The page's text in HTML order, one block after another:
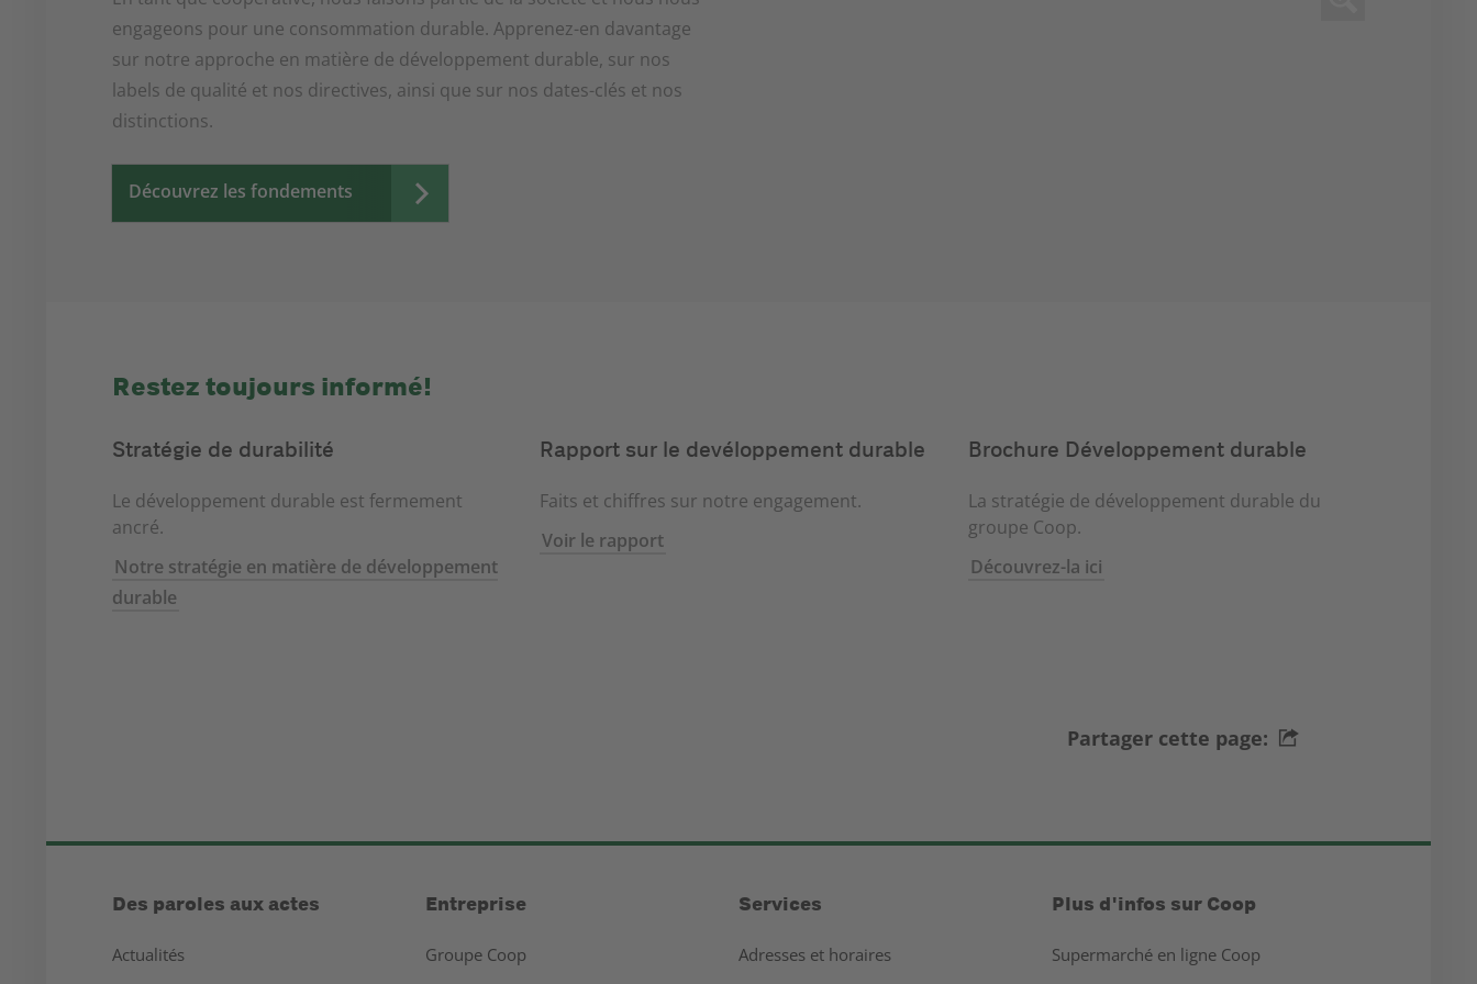
engageons pour une consommation durable. Apprenez-en davantage
sur notre approche en matière de développement durable, sur nos
labels de qualité et nos directives, ainsi que sur nos dates-clés et nos
distinctions.
Découvrez les fondements
Restez toujours informé!
Stratégie de durabilité
Le développement durable est fermement
ancré.
Notre stratégie en matière de développement
durable
Rapport sur le devéloppement durable
Faits et chiffres sur notre engagement.
Voir le rapport
Brochure Développement durable
La stratégie de développement durable du
groupe Coop.
Découvrez-la ici
Partager cette page:
Des paroles aux actes
Actualités
Entreprise
Groupe Coop
Services
Adresses et horaires
Plus d'infos sur Coop
Supermarché en ligne Coop